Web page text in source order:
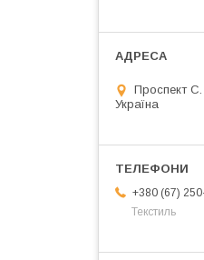
Проспект С.
Україна
+380 (67)
Текстиль